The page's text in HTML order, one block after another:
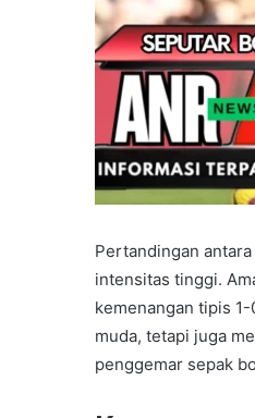
Pertandingan
intensitas tinggi.
kemenangan tipis
muda, tetapi juga
penggemar sepak